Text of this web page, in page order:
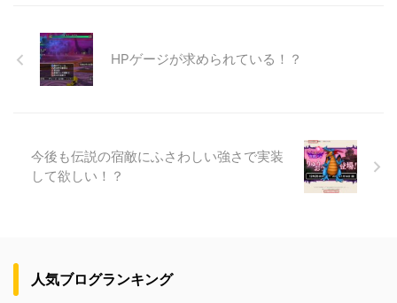
HPゲージが求められている！？
今後も伝説の宿敵にふさわしい強さで実装
して欲しい！？
人気ブログランキング